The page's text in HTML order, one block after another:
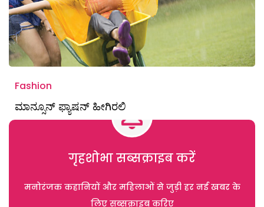
Fashion
ಮಾನ್ಸೂನ್ ಫ್ಯಾಷನ್ ಹೀಗಿರಲಿ
गृहशोभा सब्सक्राइब करें
मनोरंजक कहानियों और महिलाओं से जुड़ी हर नई खबर के
लिए सब्सक्राइब करिए